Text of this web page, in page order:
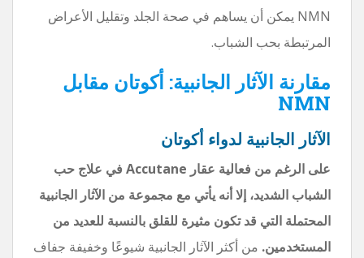
NMN يمكن أن يساهم في صحة الجلد وتقليل الأعراض
المرتبطة بحب الشباب.
مقارنة الآثار الجانبية: أكوتان مقابل
NMN
الآثار الجانبية لدواء أكوتان
على الرغم من فعالية عقار Accutane في علاج حب
الشباب الشديد، إلا أنه يأتي مع مجموعة من الآثار الجانبية
المحتملة التي قد تكون مثيرة للقلق بالنسبة للعديد من
المستخدمين. من أكثر الآثار الجانبية شيوعًا وخفيفة جفاف